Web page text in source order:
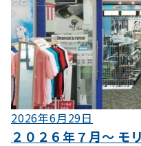
2026年6月29日
２０２６年７月～ モ